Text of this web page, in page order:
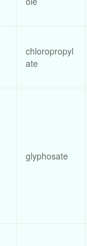
chloropropyl
ate
glyphosate